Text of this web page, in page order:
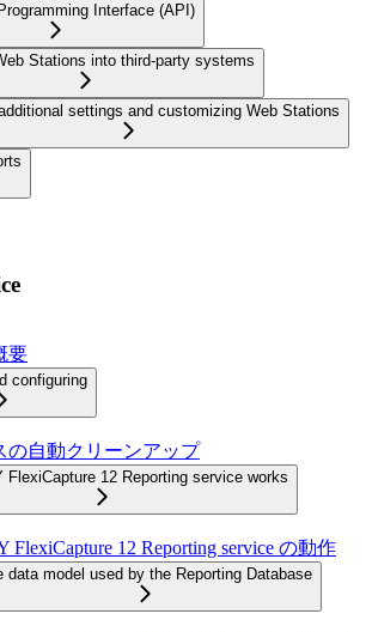
Interface (API)
Stations into third-party systems
settings and customizing Web Stations
要
configuring
の自動クリーンアップ
FlexiCapture 12 Reporting service works
FlexiCapture 12 Reporting service の動作
data model used by the Reporting Database